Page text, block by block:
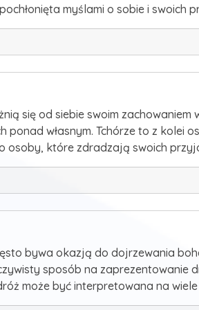
myślami o sobie i swoich
się od siebie swoim
własnym. Tchórze to z kolei
osoby, które zdradzają swoich
bywa okazją do dojrzewania
sposób na zaprezentowanie
może być interpretowana na